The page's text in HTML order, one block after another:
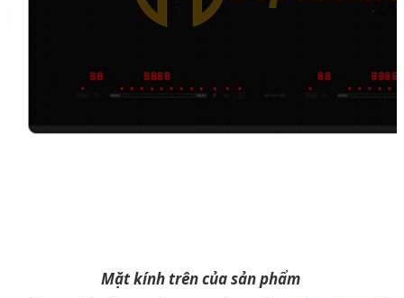
Mặt kính trên của sản phẩm